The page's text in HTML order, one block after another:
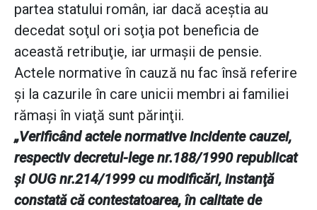
partea statului român, iar dacă aceştia au
decedat soţul ori soţia pot beneficia de
această retribuţie, iar urmaşii de pensie.
Actele normative în cauză nu fac însă referire
şi la cazurile în care unicii membri ai familiei
rămaşi în viaţă sunt părinţii.
„Verificând actele normative incidente cauzei,
respectiv decretul-lege nr.188/1990 republicat
şi OUG nr.214/1999 cu modificări, instanţă
constată că contestatoarea, în calitate de